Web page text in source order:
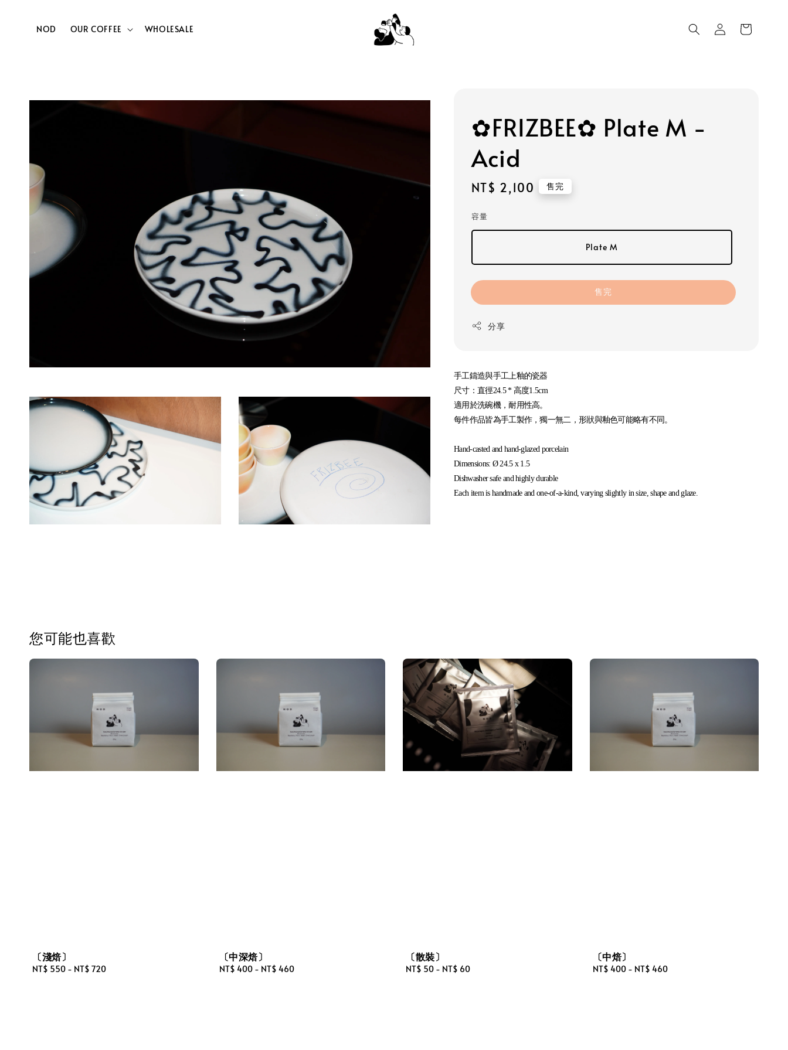
NOD OUR COFFEE WHOLESALE
✿FRIZBEE✿ Plate M -
Acid
Regular
NT$ 2,100 售完
容量
Plate M
售完
分享
手工鑄造與手工上釉的瓷器
尺寸：直徑24.5 * 高度1.5cm
適用於洗碗機，耐用性高。
每件作品皆為手工製作，獨一無二，形狀與釉色可能略有不同。
Hand-casted and hand-glazed porcelain
Dimensions: Ø 24.5 x 1.5
Dishwasher safe and highly durable
Each item is handmade and one-of-a-kind, varying slightly in size, shape and glaze.
您可能也喜歡
〔淺焙〕
Regular
NT$ 550 - NT$ 720
〔中深焙〕
Regular
NT$ 400- NT$ 460
〔散裝〕
Regular
NT$ 50 - NT$ 60
〔中焙〕
Regular
NT$ 400- NT$ 460